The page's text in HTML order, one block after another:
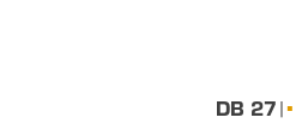
DB 27 |